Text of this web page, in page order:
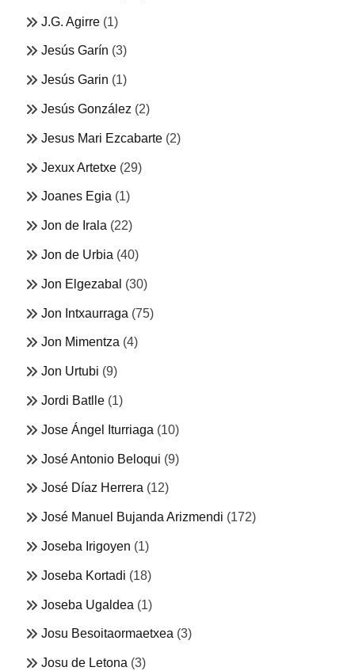
J.G. Agirre (1)
Jesús Garín (3)
Jesús Garin (1)
Jesús González (2)
Jesus Mari Ezcabarte (2)
Jexux Artetxe (29)
Joanes Egia (1)
Jon de Irala (22)
Jon de Urbia (40)
Jon Elgezabal (30)
Jon Intxaurraga (75)
Jon Mimentza (4)
Jon Urtubi (9)
Jordi Batlle (1)
Jose Ángel Iturriaga (10)
José Antonio Beloqui (9)
José Díaz Herrera (12)
José Manuel Bujanda Arizmendi (172)
Joseba Irigoyen (1)
Joseba Kortadi (18)
Joseba Ugaldea (1)
Josu Besoitaormaetxea (3)
Josu de Letona (3)